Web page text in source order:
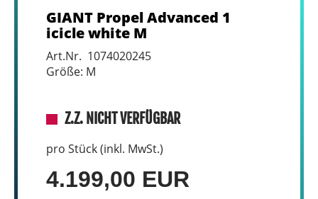
GIANT Propel Advanced 1
icicle white M
Art.Nr. 1074020245
Größe: M
Z.Z. NICHT VERFÜGBAR
pro Stück (inkl. MwSt.)
4.199,00 EUR